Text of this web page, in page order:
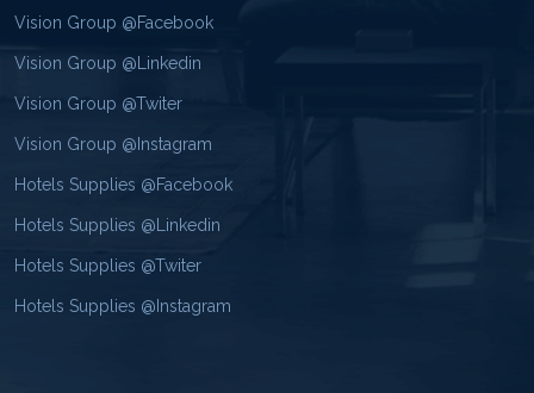
Vision Group @Facebook
Vision Group @Linkedin
Vision Group @Twiter
Vision Group @Instagram
Hotels Supplies @Facebook
Hotels Supplies @Linkedin
Hotels Supplies @Twiter
Hotels Supplies @Instagram